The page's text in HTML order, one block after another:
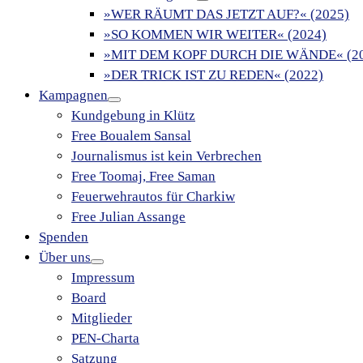
»WER RÄUMT DAS JETZT AUF?« (2025)
»SO KOMMEN WIR WEITER« (2024)
»MIT DEM KOPF DURCH DIE WÄNDE«
»DER TRICK IST ZU REDEN« (2022)
Kampagnen
Kundgebung in Klütz
Free Boualem Sansal
Journalismus ist kein Verbrechen
Free Toomaj, Free Saman
Feuerwehrautos für Charkiw
Free Julian Assange
Spenden
Über uns
Impressum
Board
Mitglieder
PEN-Charta
Satzung